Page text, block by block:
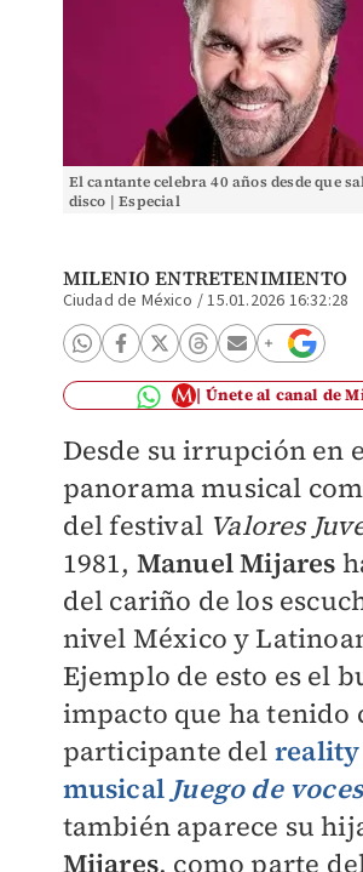
El cantante celebra 40 años desde que
disco | Especial
MILENIO ENTRETENIMIENTO
Ciudad de México /15.01.2026 16:32:28
Únete al canal de
Desde su irrupción en
panorama musical
del festival Valores
1981, Manuel Mijares
del cariño de los
nivel México y
Ejemplo de esto es el
impacto que ha tenido
participante del
musicalJuego de voces
también aparece su
Mijares, como parte